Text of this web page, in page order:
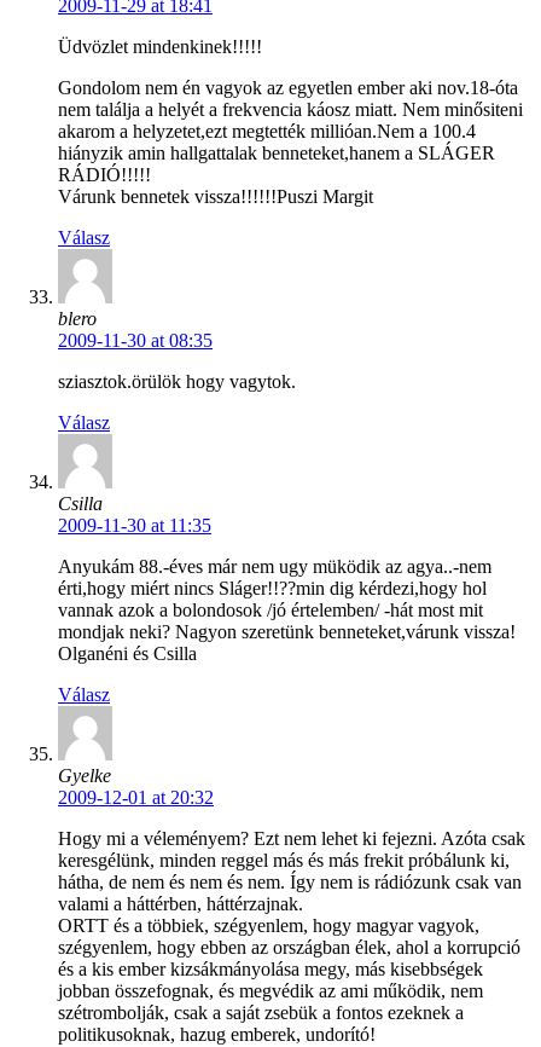
2009-11-29 at 18:41
Üdvözlet mindenkinek!!!!!
Gondolom nem én vagyok az egyetlen ember aki nov.18-óta
nem találja a helyét a frekvencia káosz miatt. Nem minősiteni
akarom a helyzetet,ezt megtették millióan.Nem a 100.4
hiányzik amin hallgattalak benneteket,hanem a SLÁGER
RÁDIÓ!!!!!
Várunk bennetek vissza!!!!!!Puszi Margit
Válasz
blero
2009-11-30 at 08:35
sziasztok.örülök hogy vagytok.
Válasz
Csilla
2009-11-30 at 11:35
Anyukám 88.-éves már nem ugy müködik az agya..-nem
érti,hogy miért nincs Sláger!!??min dig kérdezi,hogy hol
vannak azok a bolondosok /jó értelemben/ -hát most mit
mondjak neki? Nagyon szeretünk benneteket,várunk vissza!
Olganéni és Csilla
Válasz
Gyelke
2009-12-01 at 20:32
Hogy mi a véleményem? Ezt nem lehet ki fejezni. Azóta csak
keresgélünk, minden reggel más és más frekit próbálunk ki,
hátha, de nem és nem és nem. Így nem is rádiózunk csak van
valami a háttérben, háttérzajnak.
ORTT és a többiek, szégyenlem, hogy magyar vagyok,
szégyenlem, hogy ebben az országban élek, ahol a korrupció
és a kis ember kizsákmányolása megy, más kisebbségek
jobban összefognak, és megvédik az ami működik, nem
szétrombolják, csak a saját zsebük a fontos ezeknek a
politikusoknak, hazug emberek, undorító!